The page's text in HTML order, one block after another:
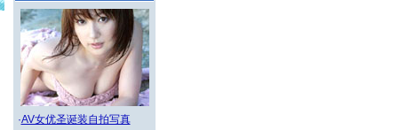
·AV女优圣诞装自拍写真